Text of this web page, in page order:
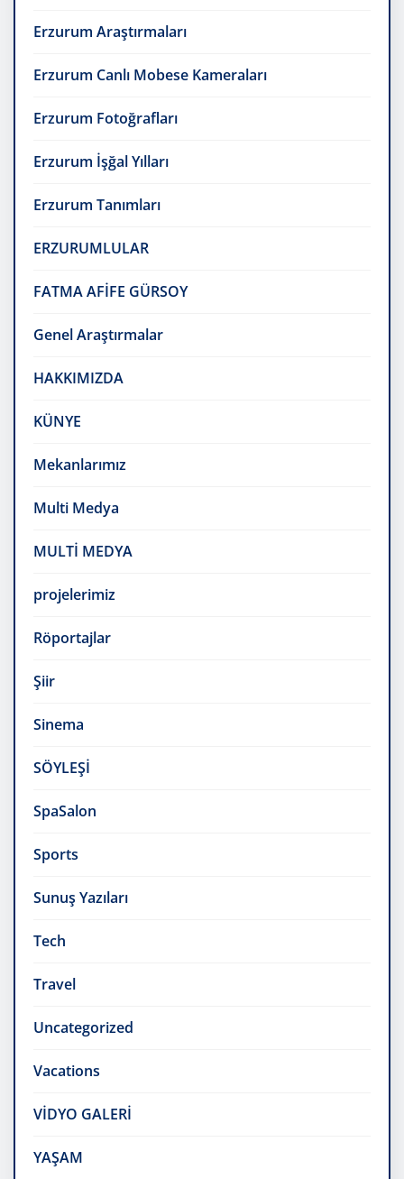
Erzurum Araştırmaları
Erzurum Canlı Mobese Kameraları
Erzurum Fotoğrafları
Erzurum İşğal Yılları
Erzurum Tanımları
ERZURUMLULAR
FATMA AFİFE GÜRSOY
Genel Araştırmalar
HAKKIMIZDA
KÜNYE
Mekanlarımız
Multi Medya
MULTİ MEDYA
projelerimiz
Röportajlar
Şiir
Sinema
SÖYLEŞİ
SpaSalon
Sports
Sunuş Yazıları
Tech
Travel
Uncategorized
Vacations
VİDYO GALERİ
YAŞAM